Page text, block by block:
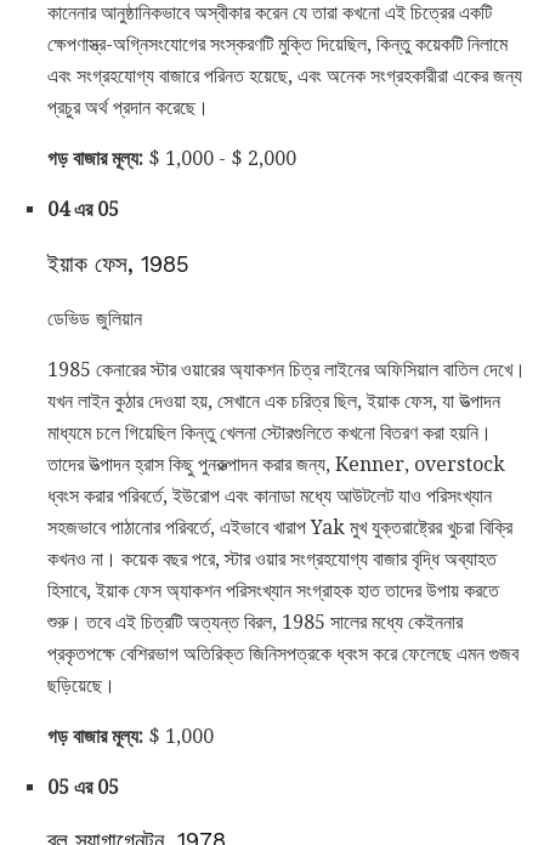
কানেনার আনুষ্ঠানিকভাবে অস্বীকার করেন যে তারা কখনো এই চিত্রের একটি
ক্ষেপণাস্ত্র-অগ্নিসংযোগের সংস্করণটি মুক্তি দিয়েছিল, কিন্তু কয়েকটি নিলামে
এবং সংগ্রহযোগ্য বাজারে পরিনত হয়েছে, এবং অনেক সংগ্রহকারীরা একের জন্য
প্রচুর অর্থ প্রদান করেছে।
গড় বাজার মূল্য: $ 1,000 - $ 2,000
04 এর 05
ইয়াক ফেস, 1985
ডেভিড জুলিয়ান
1985 কেনারের স্টার ওয়ারের অ্যাকশন চিত্র লাইনের অফিসিয়াল বাতিল দেখে।
যখন লাইন কুঠার দেওয়া হয়, সেখানে এক চরিত্র ছিল, ইয়াক ফেস, যা উত্পাদন
মাধ্যমে চলে গিয়েছিল কিন্তু খেলনা স্টোরগুলিতে কখনো বিতরণ করা হয়নি।
তাদের উত্পাদন হ্রাস কিছু পুনরুত্পাদন করার জন্য, Kenner, overstock
ধ্বংস করার পরিবর্তে, ইউরোপ এবং কানাডা মধ্যে আউটলেট যাও পরিসংখ্যান
সহজভাবে পাঠানোর পরিবর্তে, এইভাবে খারাপ Yak মুখ যুক্তরাষ্ট্রের খুচরা বিক্রি
কখনও না। কয়েক বছর পরে, স্টার ওয়ার সংগ্রহযোগ্য বাজার বৃদ্ধি অব্যাহত
হিসাবে, ইয়াক ফেস অ্যাকশন পরিসংখ্যান সংগ্রাহক হাত তাদের উপায় করতে
শুরু। তবে এই চিত্রটি অত্যন্ত বিরল, 1985 সালের মধ্যে কেইননার
প্রকৃতপক্ষে বেশিরভাগ অতিরিক্ত জিনিসপত্রকে ধ্বংস করে ফেলেছে এমন গুজব
ছড়িয়েছে।
গড় বাজার মূল্য: $ 1,000
05 এর 05